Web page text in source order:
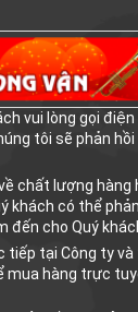
vui lòng gọi
tôi sẽ phản
chất lượng hàng
khách có thể
cho Quý
tiếp tại Công ty
mua hàng trực